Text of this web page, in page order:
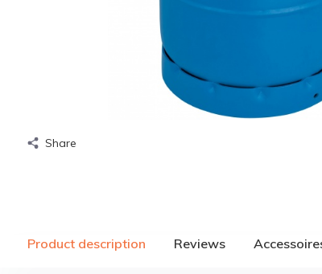
Share
Product description Reviews